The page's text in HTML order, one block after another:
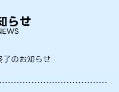
らせ
のお知らせ